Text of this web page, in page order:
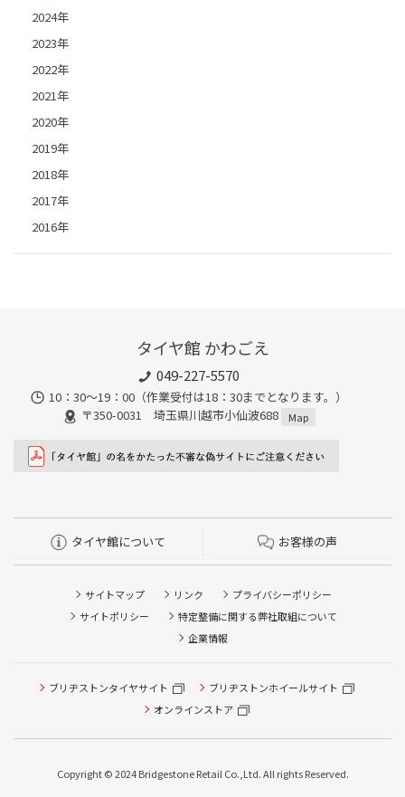
2024年
2023年
2022年
2021年
2020年
2019年
2018年
2017年
2016年
タイヤ館 かわごえ
049-227-5570
10：30～19：00（作業受付は18：30までとなります。）
〒350-0031 埼玉県川越市小仙波688
Map
タイヤ館について お客様の声
サイトマップ リンク
プライバシーポリシー
サイトポリシー
特定整備に関する弊社取組について
企業情報
ブリヂストンタイヤサイト
ブリヂストンホイールサイト
オンラインストア
Copyright © 2024 Bridgestone Retail Co.,Ltd. All rights Reserved.
タイヤ点検・安全点検/タイヤ履き替え/オイル交換/その他
ピット作業の予約
本日のタイヤ履き替え順番待ち予約 ※クローク契約会員の